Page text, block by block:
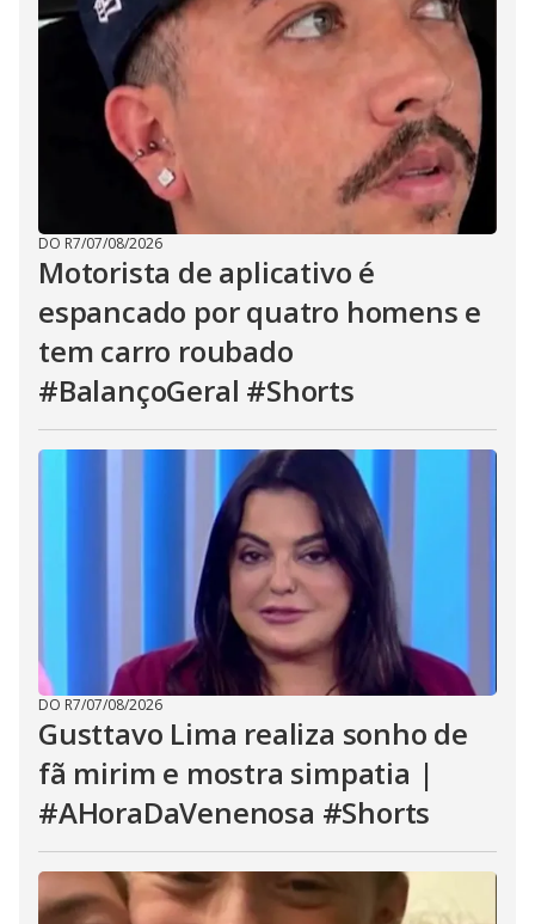
DO R7/07/08/2026
Motorista de aplicativo é
espancado por quatro homens e
tem carro roubado
#BalançoGeral #Shorts
DO R7/07/08/2026
Gusttavo Lima realiza sonho de
fã mirim e mostra simpatia |
#AHoraDaVenenosa #Shorts